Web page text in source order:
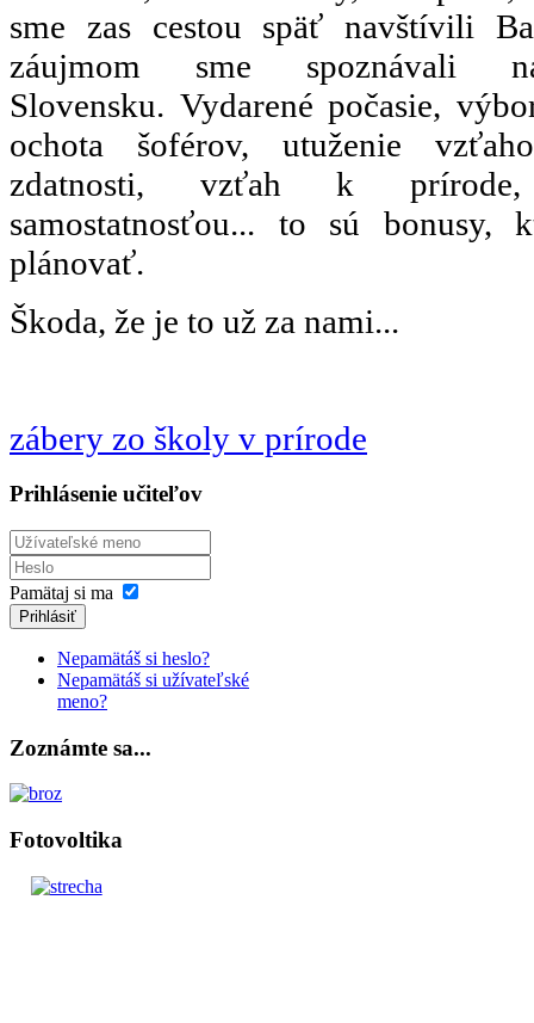
sme zas cestou späť navštívili
záujmom sme spoznávali
Slovensku. Vydarené počasie,
ochota šoférov, utuženie
zdatnosti, vzťah k prírode,
samostatnosťou... to sú bonusy,
plánovať.
Škoda, že je to už za nami...
zábery zo školy v prírode
Prihlásenie učiteľov
Pamätaj si ma
Prihlásiť
Nepamätáš si heslo?
Nepamätáš si užívateľské
meno?
Zoznámte sa...
Fotovoltika